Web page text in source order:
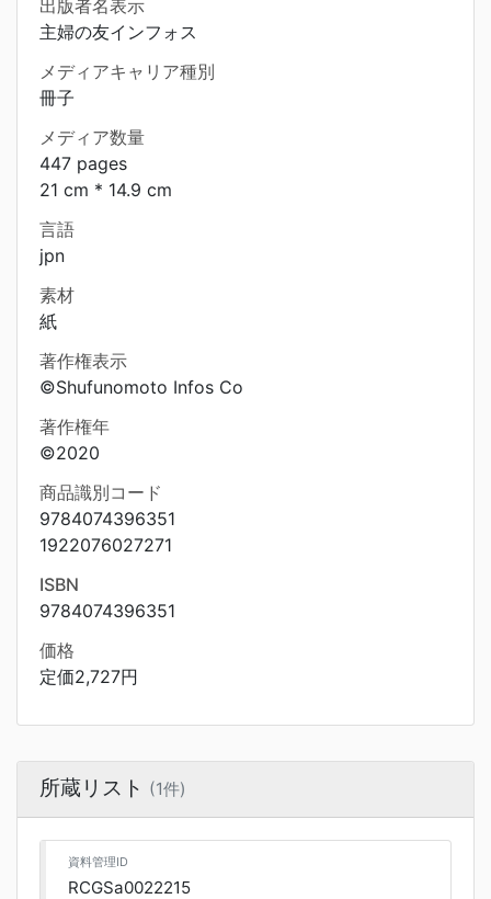
出版者名表示
主婦の友インフォス
メディアキャリア種別
冊子
メディア数量
447 pages
21 cm * 14.9 cm
言語
jpn
素材
紙
著作権表示
©Shufunomoto Infos Co
著作権年
©2020
商品識別コード
9784074396351
1922076027271
ISBN
9784074396351
価格
定価2,727円
所蔵リスト (1件)
資料管理ID
RCGSa0022215